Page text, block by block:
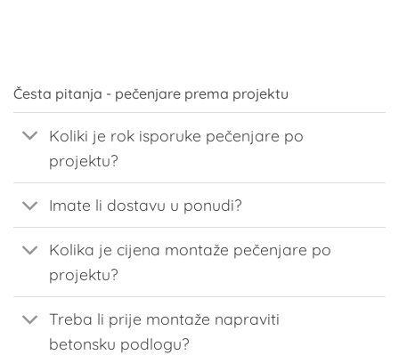
Česta pitanja - pečenjare prema projektu
Koliki je rok isporuke pečenjare po
projektu?
Imate li dostavu u ponudi?
Kolika je cijena montaže pečenjare po
projektu?
Treba li prije montaže napraviti
betonsku podlogu?